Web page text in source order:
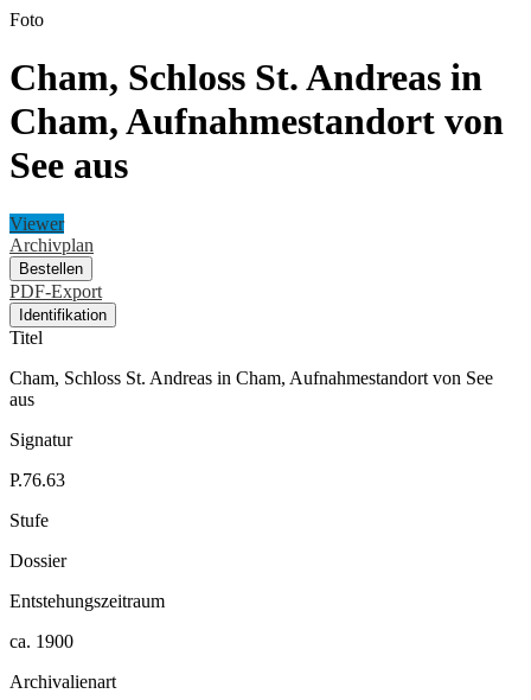
Foto
Cham, Schloss St. Andreas in
Cham, Aufnahmestandort von
See aus
Viewer
Archivplan
Bestellen
PDF-Export
Identifikation
Titel
Cham, Schloss St. Andreas in Cham, Aufnahmestandort von See
aus
Signatur
P.76.63
Stufe
Dossier
Entstehungszeitraum
ca. 1900
Archivalienart